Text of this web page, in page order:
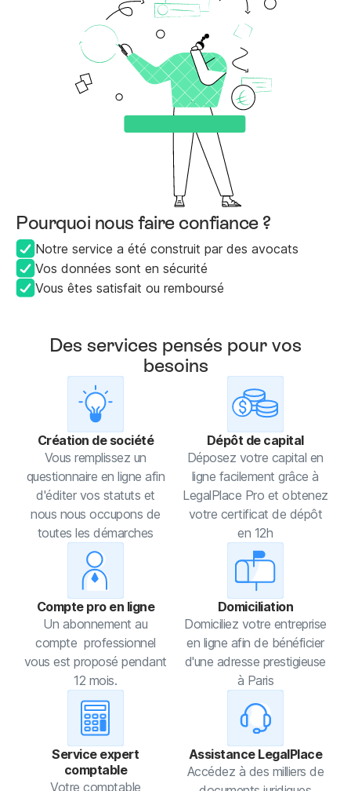
Pourquoi nous faire confiance ?
Notre service a été construit par des avocats
Vos données sont en sécurité
Vous êtes satisfait ou remboursé
Des services pensés pour vos
besoins
Création de société
Vous remplissez un
questionnaire en ligne afin
d'éditer vos statuts et
nous nous occupons de
toutes les démarches
Dépôt de capital
Déposez votre capital en
ligne facilement grâce à
LegalPlace Pro et obtenez
votre certificat de dépôt
en 12h
Compte pro en ligne
Un abonnement au
compte professionnel
vous est proposé pendant
12 mois.
Domiciliation
Domiciliez votre entreprise
en ligne afin de bénéficier
d'une adresse prestigieuse
à Paris
Service expert
comptable
Votre comptable
Assistance LegalPlace
Accédez à des milliers de